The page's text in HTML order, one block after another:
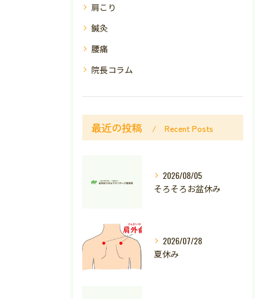
肩こり
鍼灸
腰痛
院長コラム
最近の投稿 Recent Posts
2026/08/05
そろそろお盆休み
2026/07/28
夏休み